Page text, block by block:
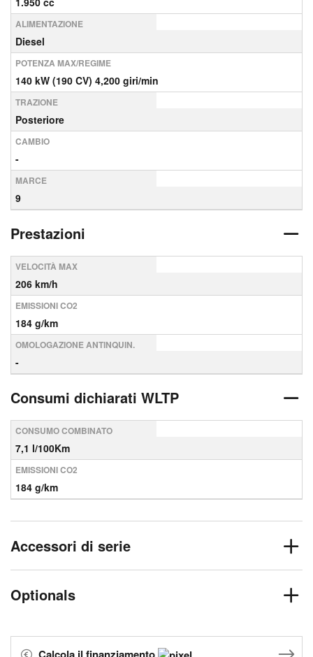
ALIMENTAZIONE
Diesel
POTENZA MAX/REGIME
140 kW (190 CV) 4,200 giri/min
TRAZIONE
Posteriore
CAMBIO
-
MARCE
9
Prestazioni
VELOCITÀ MAX
206 km/h
EMISSIONI CO2
184 g/km
OMOLOGAZIONE ANTINQUIN.
-
Consumi dichiarati WLTP
CONSUMO COMBINATO
7,1 l/100Km
EMISSIONI CO2
184 g/km
Accessori di serie
Optionals